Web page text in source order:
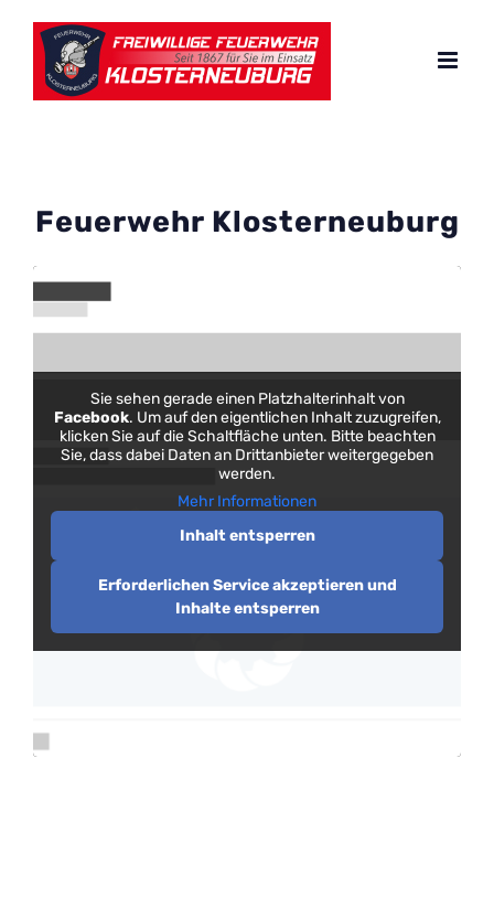
Inhalt
springen
Feuerwehr Klosterneuburg
Sie sehen gerade einen Platzhalterinhalt von
Facebook. Um auf den eigentlichen Inhalt zuzugreifen,
klicken Sie auf die Schaltfläche unten. Bitte beachten
Sie, dass dabei Daten an Drittanbieter weitergegeben
werden.
Mehr Informationen
Inhalt entsperren
Erforderlichen Service akzeptieren und
Inhalte entsperren